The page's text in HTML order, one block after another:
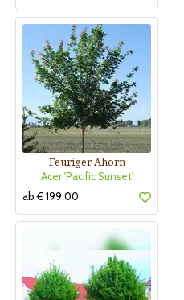
Feuriger Ahorn
Acer 'Pacific Sunset'
ab € 199,00